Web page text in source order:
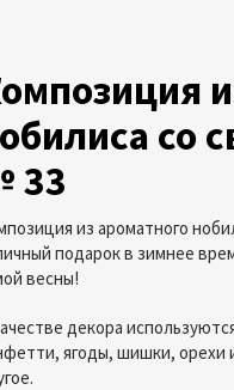
со
33
из ароматного
подарок в зимнее
весны!
декора
ягоды, шишки, орехи